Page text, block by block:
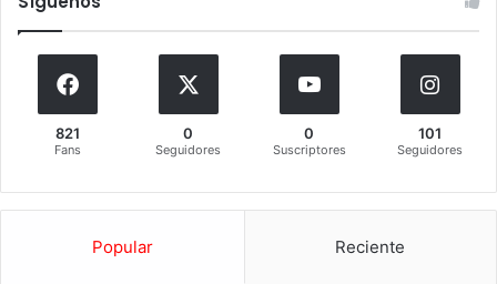
821
Fans
0
Seguidores
0
Suscriptores
101
Seguidores
Popular Reciente